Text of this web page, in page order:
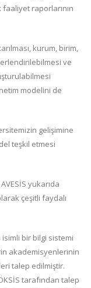
raporlarının
kurum, birim,
ve
modelini de
gelişimine
teşkil etmesi
yukarıda
çeşitli faydalı
isimli bir bilgi sistemi
akademisyenlerinin
talep edilmiştir.
tarafından talep